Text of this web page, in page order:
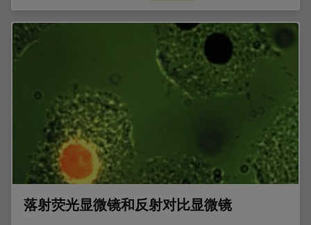
落射荧光显微镜和反射对比显微镜